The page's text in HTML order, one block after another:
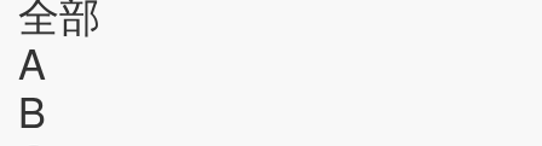
全部
A
B